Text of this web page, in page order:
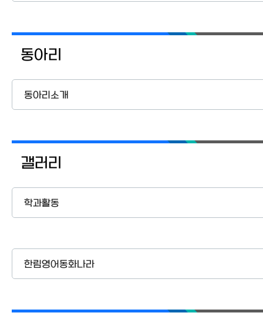
동아리
동아리소개
갤러리
학과활동
한림영어동화나라